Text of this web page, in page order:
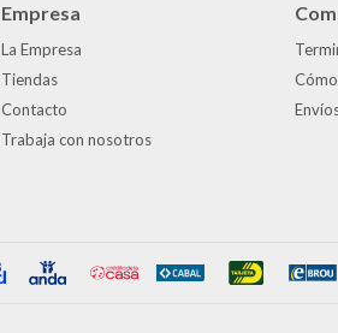
Empresa
La Empresa
Tiendas
Contacto
Trabaja con nosotros